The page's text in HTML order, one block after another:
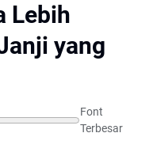
Lebih
yang
Font
Terbesar